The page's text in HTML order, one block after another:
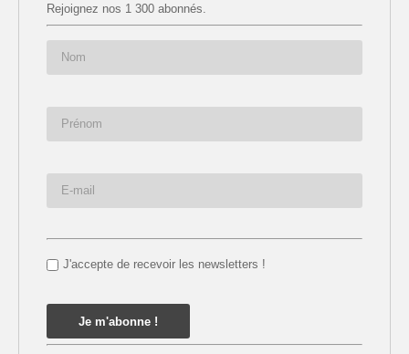
Rejoignez nos 1 300 abonnés.
J'accepte de recevoir les newsletters !